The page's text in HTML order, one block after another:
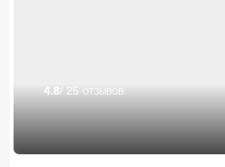
4.8/ 25 отзывов